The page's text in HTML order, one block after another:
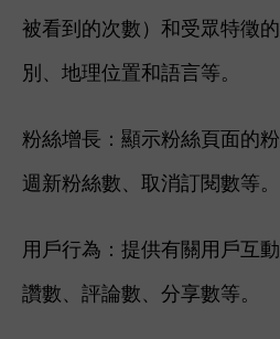
被看到的次數）和受眾特徵
別、地理位置和語言等。
粉絲增長：顯示粉絲頁面的
週新粉絲數、取消訂閱數等。
用戶行為：提供有關用戶互
讚數、評論數、分享數等。